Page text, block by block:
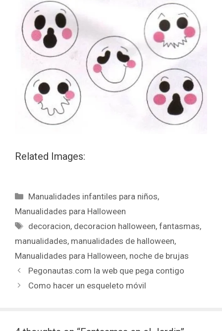
Related Images:
Manualidades infantiles para niños,
Manualidades para Halloween
decoracion, decoracion halloween,fantasmas,
manualidades, manualidades de halloween,
Manualidades para Halloween, noche de brujas
Pegonautas.com la web que pega contigo
Como hacer un esqueleto móvil